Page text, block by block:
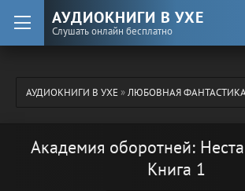
АУДИОКНИГИ В УХЕ
Слушать онлайн бесплатно
АУДИОКНИГИ В УХЕ»ЛЮБОВНАЯ ФАНТАСТИКА
Академия оборотней:
Книга 1